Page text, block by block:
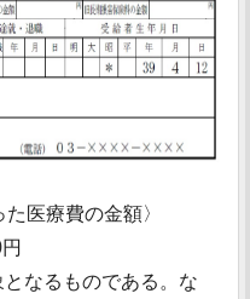
医療費の金額〉
となるものである。な